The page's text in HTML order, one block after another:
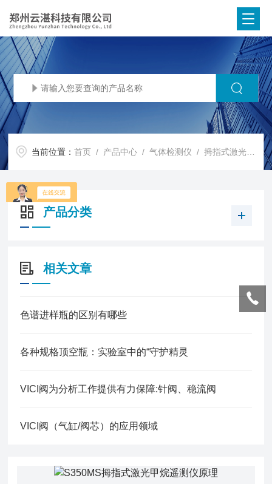
当前位置：首页 / 产品中心 /气体检测仪 /拇指式激光甲烷遥测仪
产品分类
相关文章
色谱进样瓶的区别有哪些
各种规格顶空瓶：实验室中的“守护精灵
VICI阀为分析工作提供有力保障:针阀、稳流阀
VICI阀（气缸/阀芯）的应用领域